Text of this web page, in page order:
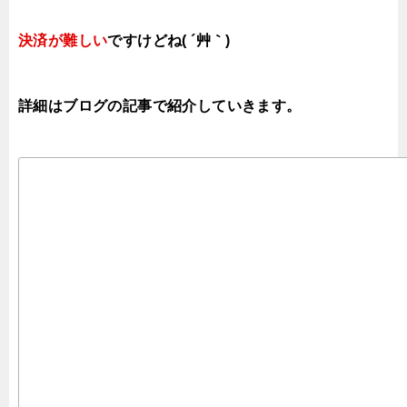
決済が難しいですけどね( ´艸｀)
詳細はブログの記事で紹介していきます。